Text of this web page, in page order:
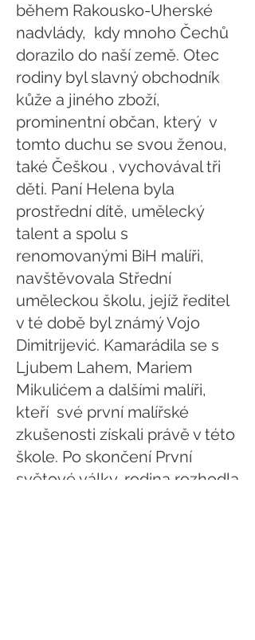
během Rakousko-Uherské
nadvlády, kdy mnoho Čechů
dorazilo do naší země. Otec
rodiny byl slavný obchodník
kůže a jiného zboží,
prominentní občan, který v
tomto duchu se svou ženou,
také Češkou , vychovával tři
děti. Paní Helena byla
prostřední dítě, umělecký
talent a spolu s
renomovanými BiH malíři,
navštěvovala Střední
uměleckou školu, jejíž ředitel
v té době byl známý Vojo
Dimitrijević. Kamarádila se s
Ljubem Lahem, Mariem
Mikulićem a dalšími malíři,
kteří své první malířské
zkušenosti získali právě v této
škole. Po skončení První
světové války, rodina rozhodla